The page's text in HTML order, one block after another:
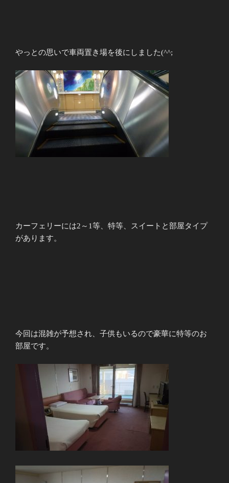
やっとの思いで車両置き場を後にしました(^^;
カーフェリーには2～1等、特等、スイートと部屋タイプ
があります。
今回は混雑が予想され、子供もいるので豪華に特等のお
部屋です。